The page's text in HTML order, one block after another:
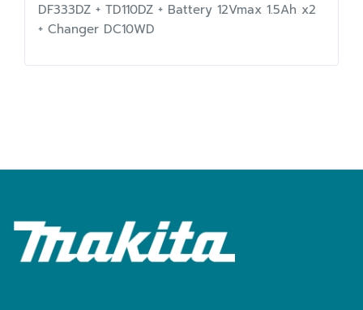
DF333DZ + TD110DZ + Battery 12Vmax 1.5Ah x2
+ Changer DC10WD